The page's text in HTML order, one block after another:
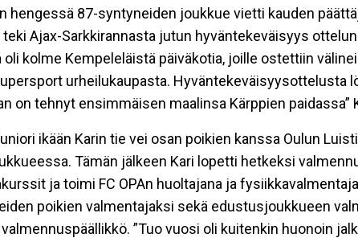
87-syntyneiden joukkue vietti kauden
Ajax-Sarkkirannasta jutun hyväntekeväisyys
kolme Kempeleläistä päiväkotia, joille ostettiin
urheilukaupasta. Hyväntekeväisyysottelusta
on tehnyt ensimmäisen maalinsa Kärppien paidassa”
ikään Karin tie vei osan poikien kanssa Oulun
Tämän jälkeen Kari lopetti hetkeksi
ja toimi FC OPAn huoltajana ja
poikien valmentajaksi sekä edustusjoukkueen
”Tuo vuosi oli kuitenkin huonoin